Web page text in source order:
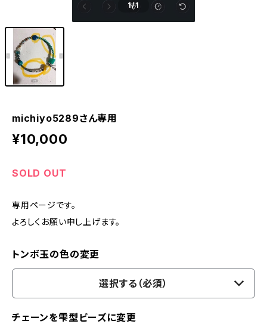
1/1
michiyo5289さん専用
¥10,000
SOLD OUT
専用ページです。
よろしくお願い申し上げます。
トンボ玉の色の変更
選択する（必須）
チェーンを雫型ビーズに変更